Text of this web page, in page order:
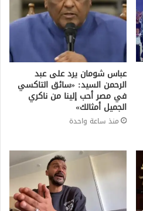
عباس شومان يرد على عبد
الرحمن السيد: «سائق التاكسي
في مصر أحب إلينا من ناكري
الجميل أمثالك»
منذ ساعة واحدة